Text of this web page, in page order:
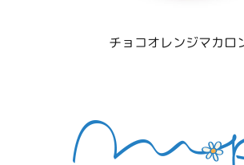
チョコオレンジマカロ